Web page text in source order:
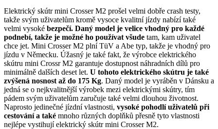
Elektrický skútr mini Crosser M2 prošel velmi dobře crash testy,
takže svým uživatelům kromě vysoce kvalitní jízdy nabízí také
velmi vysoké bezpečí. Daný model je velice vhodný pro každé
podnebí, takže je možné ho používat všude tam, kam uživatel
chce jet. Mini Crosser M2 plní TüV a Abe typ, takže je vhodný pro
jízdu v Německu. Úžasný je také fakt, že výrobce elektrického
skútru mini Crossr M2 garantuje dostupnost náhradních dílů pro
minimálně dalších deset let. U tohoto elektrického skútru je také
zvýšená nosnost až do 175 Kg. Daný model je vyráběn v Dánsku a
jedná se o nejkvalitnější výrobek mezi elektrickými skútry, tím
pádem svým uživatelům zaručuje také velmi dlouhou životnost.
Naprosto jedinečné jízdní vlastnosti, vysoké pohodlí uživatelů při
cestování a také mnoho různých doplňků přesně tyto vlastnosti
nejlépe vystihují elektrický skútr mini Crosser M2.